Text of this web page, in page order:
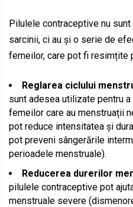
Pilulele contraceptive nu
sarcinii, ci au și o serie de
femeilor, care pot fi resimțite
Reglarea ciclului
sunt adesea utilizate pentru
femeilor care au menstruații
pot reduce intensitatea și
pot preveni sângerările
perioadele menstruale).
Reducerea durerilor
pilulele contraceptive pot
menstruale severe